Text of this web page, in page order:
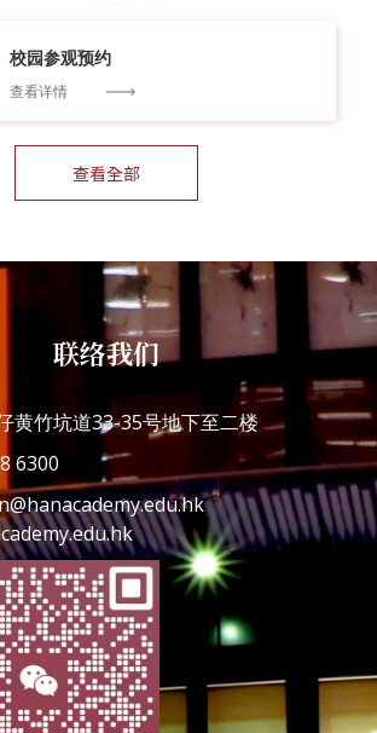
校园参观预约
查看详情
查看全部
联络我们
黄竹坑道33-35号地下至二楼
6300